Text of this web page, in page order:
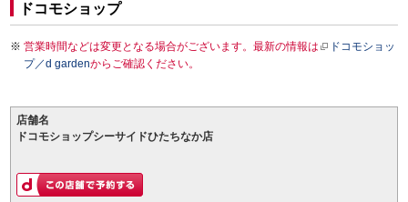
ドコモショップ
営業時間などは変更となる場合がございます。最新の情報は
ドコモショッ
プ／d gardenからご確認ください。
店舗名
ドコモショップシーサイドひたちなか店